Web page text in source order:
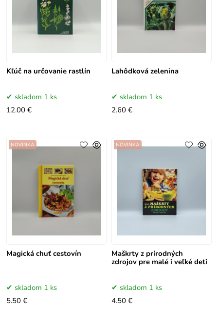
Kľúč na určovanie rastlín
skladom 1 ks
12.00 €
Lahôdková zelenina
skladom 1 ks
2.60 €
Magická chuť cestovín
NOVINKA
skladom 1 ks
5.50 €
Maškrty z prírodných
zdrojov pre malé i veľké deti
NOVINKA
skladom 1 ks
4.50 €